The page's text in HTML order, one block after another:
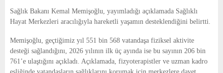
E
U
Sağlık Bakanı Kemal Memişoğlu, yayımladığı açıklamada Sağlıklı
Hayat Merkezleri aracılığıyla hareketli yaşamın desteklendiğini belirtti.
Memişoğlu, geçtiğimiz yıl 551 bin 568 vatandaşa fiziksel aktivite
desteği sağlandığını, 2026 yılının ilk üç ayında ise bu sayının 206 bin
761’e ulaştığını açıkladı. Açıklamada, fizyoterapistler ve uzman kadro